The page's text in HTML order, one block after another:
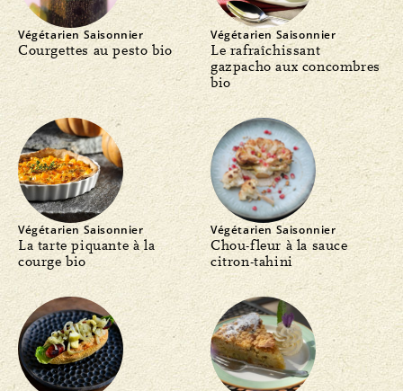
Végétarien Saisonnier
Courgettes au pesto bio
Végétarien Saisonnier
Le rafraîchissant
gazpacho aux concombres
bio
Végétarien Saisonnier
La tarte piquante à la
courge bio
Végétarien Saisonnier
Chou-fleur à la sauce
citron-tahini